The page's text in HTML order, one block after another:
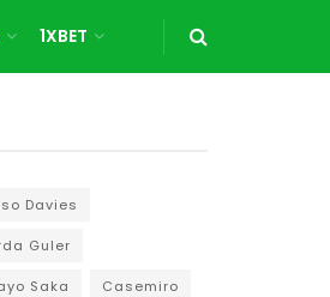
1XBET
Davies
Guler
Saka Casemiro